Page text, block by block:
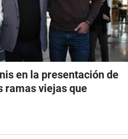
en la presentación de
ramas viejas que